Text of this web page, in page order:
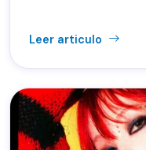
Leer articulo